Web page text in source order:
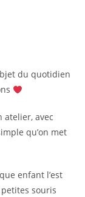
du quotidien
atelier, avec
qu’on met
enfant l’est
souris